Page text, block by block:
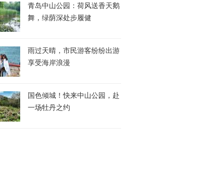
青岛中山公园：荷风送香天鹅
舞，绿荫深处步履健
雨过天晴，市民游客纷纷出游
享受海岸浪漫
国色倾城！快来中山公园，赴
一场牡丹之约